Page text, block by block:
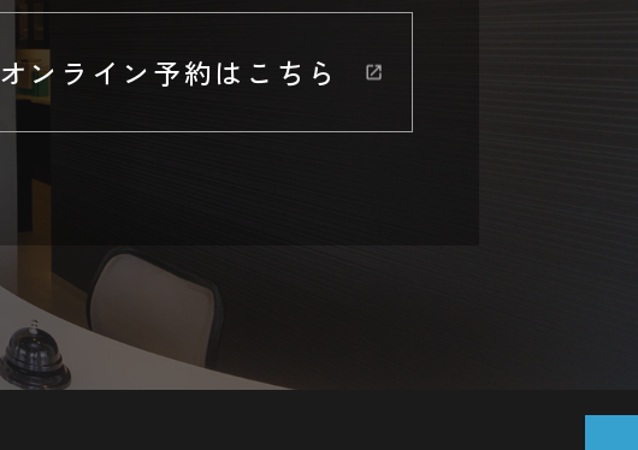
オンライン予約はこちら